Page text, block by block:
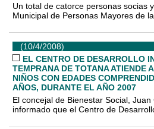
Un total de catorce personas socias
Municipal de Personas Mayores de la
(10/4/2008)
EL CENTRO DE DESARROLLO
TEMPRANA DE TOTANA ATIENDE
NIÑOS CON EDADES
AÑOS, DURANTE EL AÑO 2007
El concejal de Bienestar Social,
informado que el Centro de